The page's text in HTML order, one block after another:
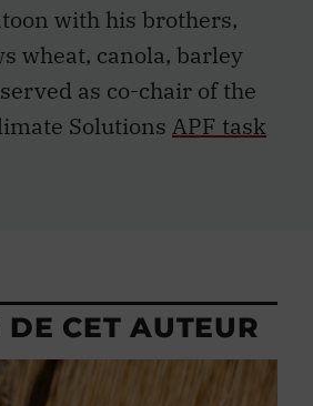
with his brothers,
wheat, canola, barley
as co-chair of the
Solutions APF task
DE CET AUTEUR